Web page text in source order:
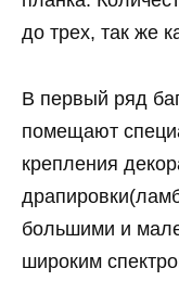
до трех, так же
В первый ряд
помещают
крепления
большими и
широким